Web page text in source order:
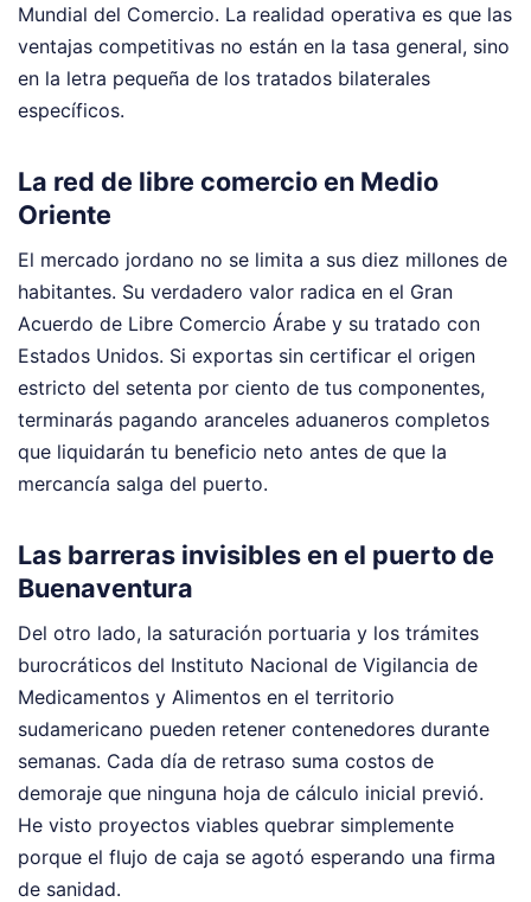
Mundial del Comercio. La realidad operativa es que las
ventajas competitivas no están en la tasa general, sino
en la letra pequeña de los tratados bilaterales
específicos.
La red de libre comercio en Medio
Oriente
El mercado jordano no se limita a sus diez millones de
habitantes. Su verdadero valor radica en el Gran
Acuerdo de Libre Comercio Árabe y su tratado con
Estados Unidos. Si exportas sin certificar el origen
estricto del setenta por ciento de tus componentes,
terminarás pagando aranceles aduaneros completos
que liquidarán tu beneficio neto antes de que la
mercancía salga del puerto.
Las barreras invisibles en el puerto de
Buenaventura
Del otro lado, la saturación portuaria y los trámites
burocráticos del Instituto Nacional de Vigilancia de
Medicamentos y Alimentos en el territorio
sudamericano pueden retener contenedores durante
semanas. Cada día de retraso suma costos de
demoraje que ninguna hoja de cálculo inicial previó.
He visto proyectos viables quebrar simplemente
porque el flujo de caja se agotó esperando una firma
de sanidad.